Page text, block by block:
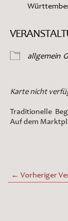
allgemein
Karte nicht
Traditionelle
Auf dem
← Vorheriger